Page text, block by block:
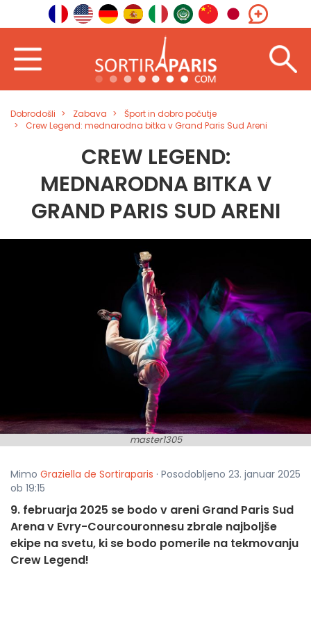
Dobrodošli Zabava
Šport in dobro počutje
Crew Legend: mednarodna bitka v Grand Paris Sud Areni
CREW LEGEND:
MEDNARODNA BITKA V
GRAND PARIS SUD ARENI
master1305
Mimo Graziella de Sortiraparis · Posodobljeno 23. januar 2025
ob 19:15
9. februarja 2025 se bodo v areni Grand Paris Sud
Arena v Evry-Courcouronnesu zbrale najboljše
ekipe na svetu, ki se bodo pomerile na tekmovanju
Crew Legend!